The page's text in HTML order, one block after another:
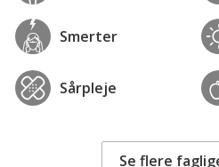
Smerter
Sårpleje
Se flere